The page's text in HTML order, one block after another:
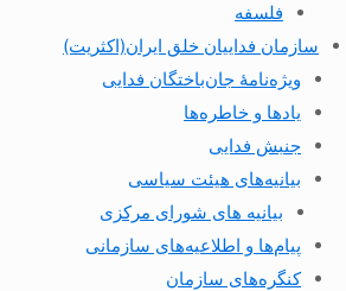
فلسفه
سازمان فداییان خلق ایران(اکثریت)
ویژه‌نامهٔ جان‌باختگان فدایی
یادها و خاطره‌ها
جنبش فدایی
بیانیه‌های هیئت سیاسی
بیانیه های شورای مرکزی
پیام‌ها و اطلاعیه‌های سازمانی
کنگره‌های سازمان